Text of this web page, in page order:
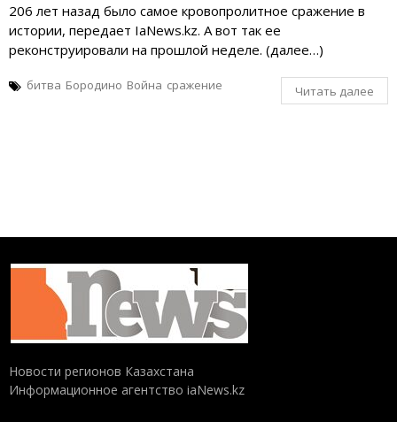
206 лет назад было самое кровопролитное сражение в
истории, передает IaNews.kz. А вот так ее
реконструировали на прошлой неделе. (далее…)
битва Бородино Война сражение Читать далее
Новости регионов Казахстана
Информационное агентство iaNews.kz